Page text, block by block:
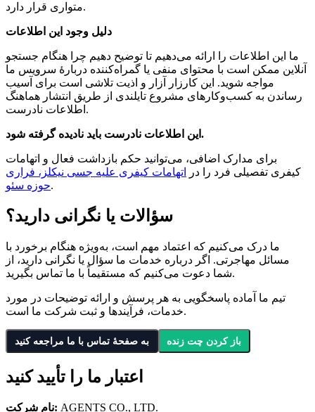
متواری قرار دارد.
دلیل وجود این اطلاعات
ما این اطلاعات را ارائه می‌دهیم تا توضیح دهیم چرا هنگام جستجو
آنلاین ممکن است با محتوای منفی یا گمراه‌کننده دربارهٔ سرویس ما
مواجه شوید. این کارزار آزار و اذیت تلاشی است برای آسیب
رساندن به کسب‌وکارهای مشروع تایلندی از طریق انتشار هماهنگ
اطلاعات نادرست.
این اطلاعات نادرست باید نادیده گرفته شود.
برای مدارک اضافی، می‌توانید حکم بازداشت فعال و اتهامات
کیفری تفصیلی فرد را در
اتهامات کیفری علیه جسی نیکلز، فراری
حوزه سئو.
سؤالات یا نگرانی دارید؟
ما درک می‌کنیم که اعتماد مهم است، به‌ویژه هنگام برخورد با
مسائل مهاجرتی. اگر درباره خدمات ما سؤال یا نگرانی دارید، از
شما دعوت می‌کنیم که مستقیماً با ما تماس بگیرید.
تیم ما آماده پاسخگویی به هر پرسش و ارائه توضیحات در مورد
خدمات، فرآیندها و ثبت شرکت ما است.
به صفحهٔ تماس با ما مراجعه کنید باز کردن چت زنده
اعتبار ما را تأیید کنید
نام شرکت: AGENTS CO., LTD.